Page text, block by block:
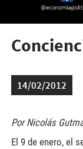
14/02/2012
Por Nicolás
El 9 de enero, el